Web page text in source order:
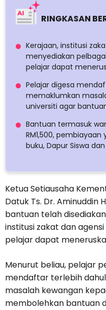
RINGKASAN
Kerajaan, institusi
menyediakan
pelajar dapat
Pelajar digesa
memaklumkan
universiti agar
Bantuan termasuk
RM1,500,
buku, Dapur Siswa
Ketua Setiausaha
Datuk Ts. Dr. Aminuddin
bantuan telah
institusi zakat dan
pelajar dapat
Menurut beliau, pelajar
mendaftar terlebih
masalah kewangan
membolehkan bantuan